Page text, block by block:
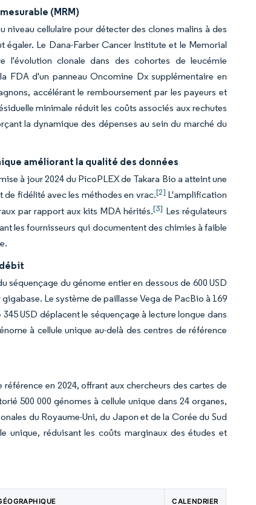
(MRM)
niveau cellulaire pour détecter des clones malins à des
égaler. Le Dana-Farber Cancer Institute et le Memorial
l'évolution clonale dans des cohortes de leucémie
FDA d'un panneau Oncomine Dx supplémentaire en
accélérant le remboursement par les payeurs et
minimale réduit les coûts associés aux rechutes
la dynamique des dépenses au sein du marché du
améliorant la qualité des données
à jour 2024 du PicoPLEX de Takara Bio a atteint une
de fidélité avec les méthodes en vrac.[2] L'amplification
par rapport aux kits MDA hérités.[3] Les régulateurs
les fournisseurs qui documentent des chimies à faible
séquençage du génome entier en dessous de 600 USD
Le système de paillasse Vega de PacBio à 169
USD déplacent le séquençage à lecture longue dans
à cellule unique au-delà des centres de référence
en 2024, offrant aux chercheurs des cartes de
500 000 génomes à cellule unique dans 24 organes,
du Royaume-Uni, du Japon et de la Corée du Sud
unique, réduisant les coûts marginaux des études et
CALENDRIER